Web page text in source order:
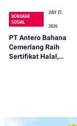
BONGKAR
SOSIAL
JULY 27,
2026
PT Antero Bahana
Cemerlang Raih
Sertifikat Halal,